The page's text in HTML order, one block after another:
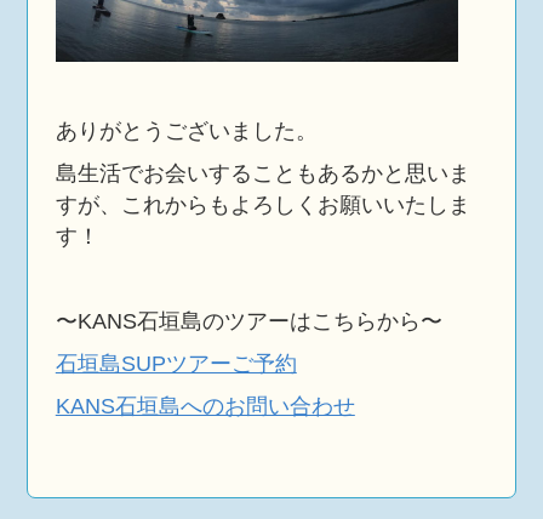
ありがとうございました。
島生活でお会いすることもあるかと思いま
すが、これからもよろしくお願いいたしま
す！
〜KANS石垣島のツアーはこちらから〜
石垣島SUPツアーご予約
KANS石垣島へのお問い合わせ